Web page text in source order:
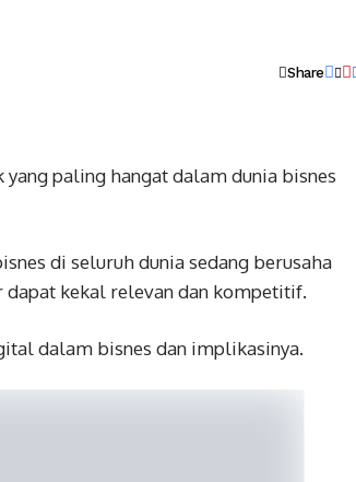
Share
paling hangat dalam dunia bisnes
di seluruh dunia sedang berusaha
dapat kekal relevan dan kompetitif.
dalam bisnes dan implikasinya.